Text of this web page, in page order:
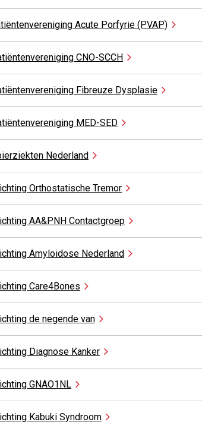
Acute Porfyrie (PVAP)
CNO-SCCH
Fibreuze Dysplasie
MED-SED
Nederland
Orthostatische Tremor
AA&PNH Contactgroep
Amyloidose Nederland
Care4Bones
de negende van
Diagnose Kanker
GNAO1NL
Kabuki Syndroom